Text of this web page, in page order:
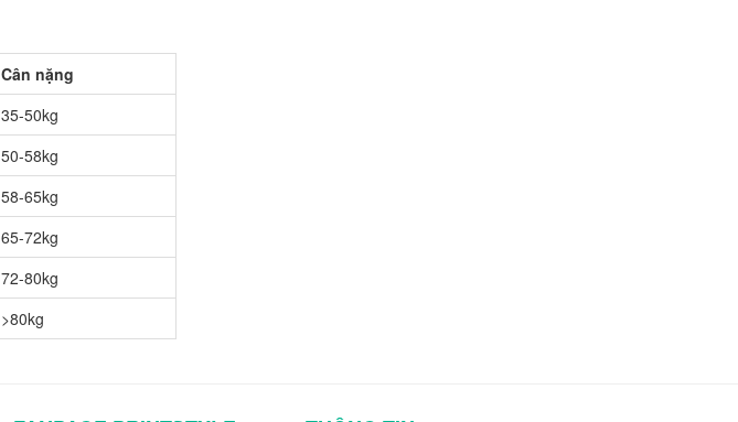
Cân nặng
35-50kg
50-58kg
58-65kg
65-72kg
72-80kg
>80kg